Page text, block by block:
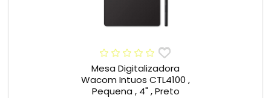
Mesa Digitalizadora
Wacom Intuos CTL4100 ,
Pequena , 4" , Preto